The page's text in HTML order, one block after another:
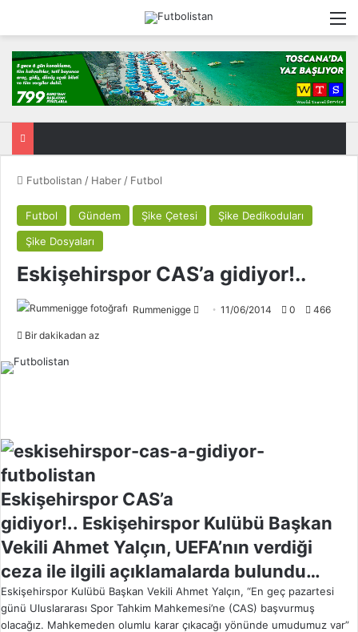
Futbolistan / Haber / Futbol
Futbol Gündem Şike Çetesi
Şike Dedikoduları
Şike Dosyaları
Eskişehirspor CAS’a gidiyor!..
Rummenigge
X
11/06/2014 0 466
Bir dakikadan az
Eskişehirspor CAS’a
gidiyor!.. Eskişehirspor Kulübü Başkan
Vekili Ahmet Yalçın, UEFA’nın verdiği
ceza ile ilgili açıklamalarda bulundu…
Eskişehirspor Kulübü Başkan Vekili Ahmet Yalçın, “En geç pazartesi
günü Uluslararası Spor Tahkim Mahkemesi’ne (CAS) başvurmuş
olacağız. Mahkemeden olumlu karar çıkacağı yönünde umudumuz var”